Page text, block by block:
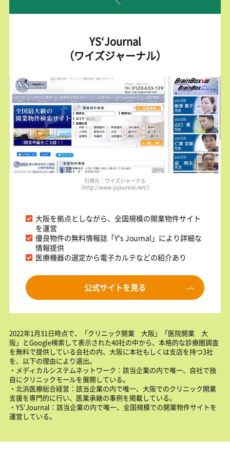
YS‘Journal
（ワイズジャーナル）
引用元：ワイズジャーナル
（http://www.ysjournal.net/）
大阪を拠点としながら、全国規模の開業物件サイト
を運営
優良物件の無料情報誌「Y's Journal」により詳細な
情報提供
医療機器の選定から電子カルテなどの紹介あり
公式サイトを見る
2022年1月31日時点で、「クリニック開業 大阪」「医院開業 大
阪」とGoogle検索して表示された40社の中から、本格的な診療圏調査
を無料で提供している会社の内、大阪に本社もしくは支店を持つ3社
を、以下の理由により選出。
・メディカルシステムネットワーク：該当企業の内で唯一、自社で独
自にクリニックモールを展開している。
・北浜医療総合経営：該当企業の内で唯一、大阪でのクリニック開業
支援を専門的に行い、医業承継の事例を掲載している。
・YS‘Journal：該当企業の内で唯一、全国規模での開業物件サイトを
運営している。